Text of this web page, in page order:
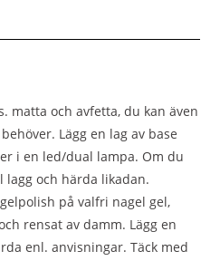
matta och avfetta, du kan även
Lägg en lag av base
i en led/dual lampa. Om du
lagg och härda likadan.
på valfri nagel gel,
rensat av damm. Lägg en
enl. anvisningar. Täck med